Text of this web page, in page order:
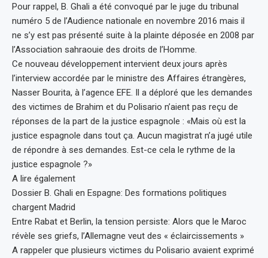
Pour rappel, B. Ghali a été convoqué par le juge du tribunal
numéro 5 de l’Audience nationale en novembre 2016 mais il
ne s’y est pas présenté suite à la plainte déposée en 2008 par
l’Association sahraouie des droits de l’Homme.
Ce nouveau développement intervient deux jours après
l’interview accordée par le ministre des Affaires étrangères,
Nasser Bourita, à l’agence EFE. Il a déploré que les demandes
des victimes de Brahim et du Polisario n’aient pas reçu de
réponses de la part de la justice espagnole : «Mais où est la
justice espagnole dans tout ça. Aucun magistrat n’a jugé utile
de répondre à ses demandes. Est-ce cela le rythme de la
justice espagnole ?»
A lire également
Dossier B. Ghali en Espagne: Des formations politiques
chargent Madrid
Entre Rabat et Berlin, la tension persiste: Alors que le Maroc
révèle ses griefs, l’Allemagne veut des « éclaircissements »
A rappeler que plusieurs victimes du Polisario avaient exprimé